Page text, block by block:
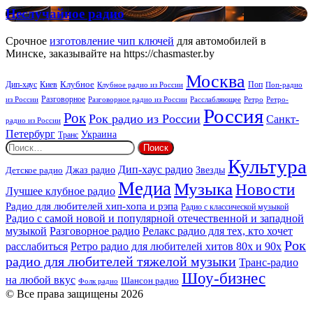
New
Rock
Неслучайное
радио
Неслучайное радио
Срочное изготовление чип ключей для автомобилей в
Минске, заказывайте на https://chasmaster.by
Дип-хаус Киев Клубное Клубное радио из России Москва Поп Поп-радио
из России Разговорное Разговорное радио из России Расслабляющее Ретро Ретро-
радио из России Рок Рок радио из России Россия Санкт-
Петербург Транс Украина
Найти:
Детское радио Джаз радио Дип-хаус радио Звезды Культура
Лучшее клубное радио МедиаМузыкаНовости
Радио для любителей хип-хопа и рэпа Радио с классической музыкой
Радио с самой новой и популярной отечественной и западной
музыкой Разговорное радио Релакс радио для тех, кто хочет
расслабиться Ретро радио для любителей хитов 80х и 90х Рок
радио для любителей тяжелой музыки Транс-радио
на любой вкус Фолк радио Шансон радио Шоу-бизнес
© Все права защищены 2026